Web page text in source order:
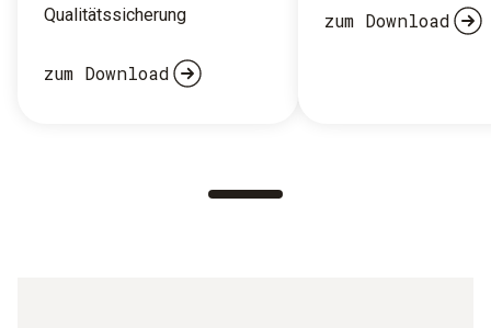
Qualitätssicherung
zum Download
zum Download